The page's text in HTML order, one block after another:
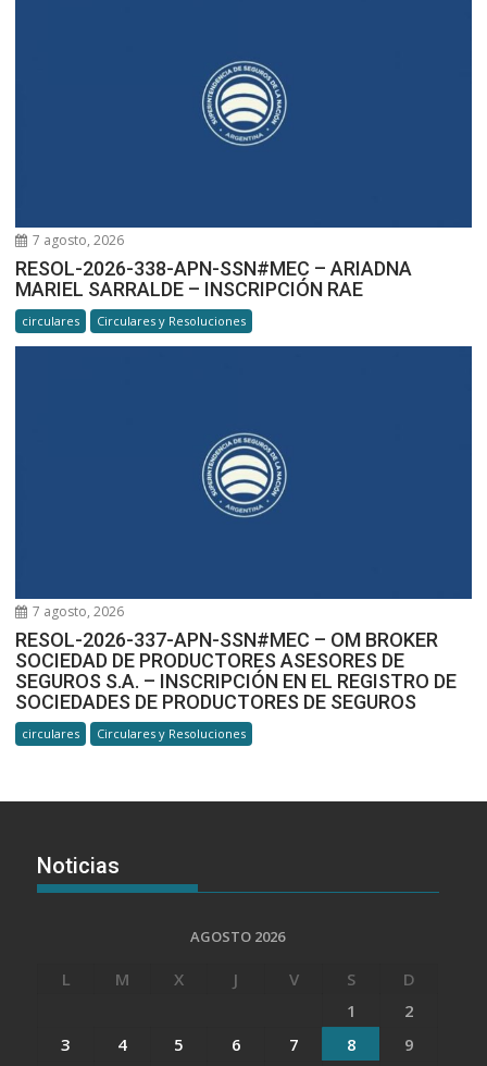
7 agosto, 2026
RESOL-2026-338-APN-SSN#MEC – ARIADNA
MARIEL SARRALDE – INSCRIPCIÓN RAE
circulares Circulares y Resoluciones
7 agosto, 2026
RESOL-2026-337-APN-SSN#MEC – OM BROKER
SOCIEDAD DE PRODUCTORES ASESORES DE
SEGUROS S.A. – INSCRIPCIÓN EN EL REGISTRO DE
SOCIEDADES DE PRODUCTORES DE SEGUROS
circulares Circulares y Resoluciones
Noticias
AGOSTO 2026
L M X J V S
D
1
2
3
4 5 6 7 8 9